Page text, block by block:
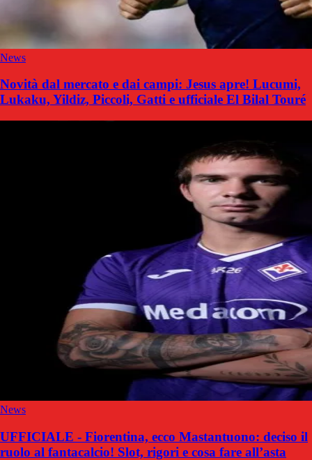
News
Novità dal mercato e dai campi: Jesus apre! Lucumi,
Lukaku, Yildiz, Piccoli, Gatti e ufficiale El Bilal Touré
News
UFFICIALE - Fiorentina, ecco Mastantuono: deciso il
ruolo al fantacalcio! Slot, rigori e cosa fare all’asta